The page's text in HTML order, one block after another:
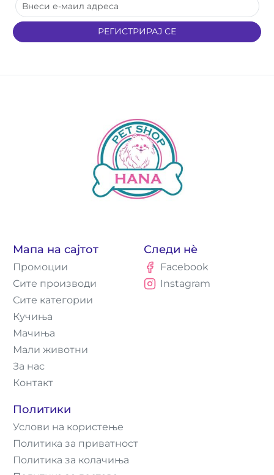
РЕГИСТРИРАЈ СЕ
Мапа на сајтот
Промоции
Сите производи
Сите категории
Кучиња
Мачиња
Мали животни
За нас
Контакт
Политики
Услови на користење
Политика за приватност
Политика за колачиња
Следи нè
Facebook
Instagram